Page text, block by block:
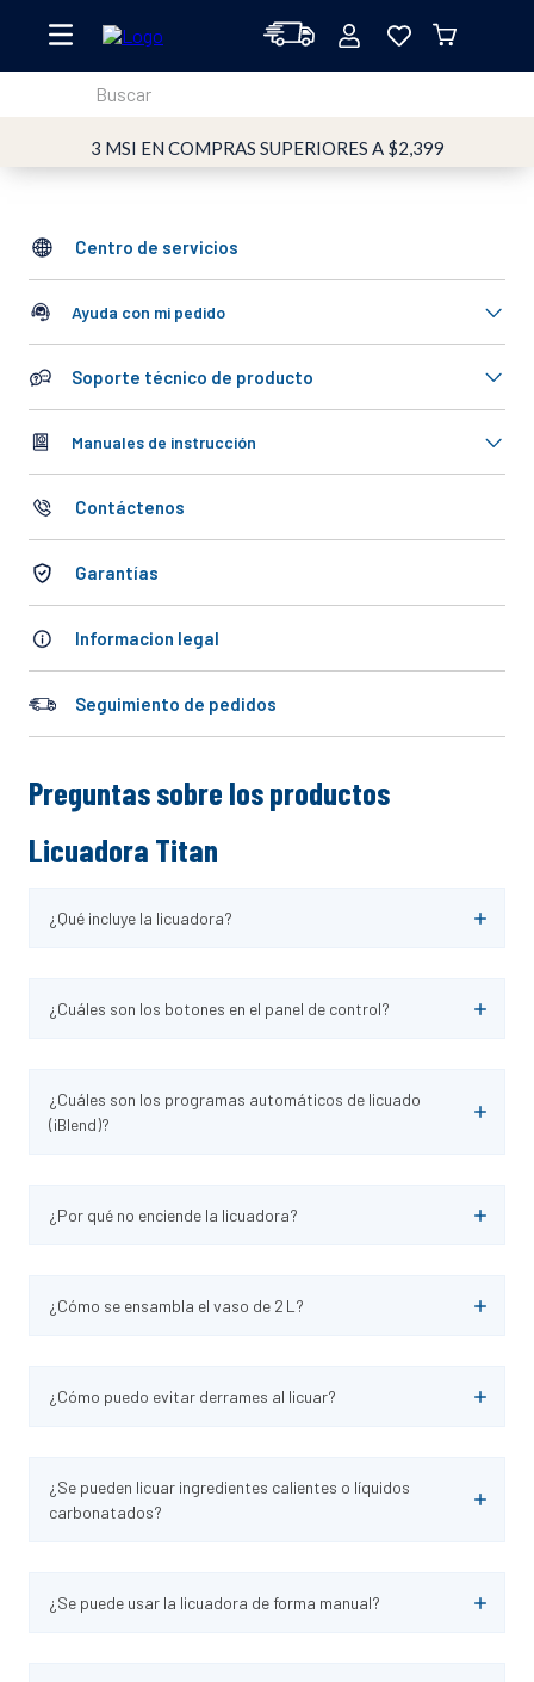
3 MSI EN COMPRAS SUPERIORES A $2,399
Centro de servicios
Ayuda con mi pedido
Soporte técnico de producto
Manuales de instrucción
Contáctenos
Garantías
Informacion legal
Seguimiento de pedidos
Preguntas sobre los productos
Licuadora Titan
¿Qué incluye la licuadora?
¿Cuáles son los botones en el panel de control?
¿Cuáles son los programas automáticos de licuado
(iBlend)?
¿Por qué no enciende la licuadora?
¿Cómo se ensambla el vaso de 2 L?
¿Cómo puedo evitar derrames al licuar?
¿Se pueden licuar ingredientes calientes o líquidos
carbonatados?
¿Se puede usar la licuadora de forma manual?
TÉRMINOS MÁS BUSCADOS
.
licuadora
.
vidrio
5.
vaso
6.
cafetera
.
8.
horno
.
tritan